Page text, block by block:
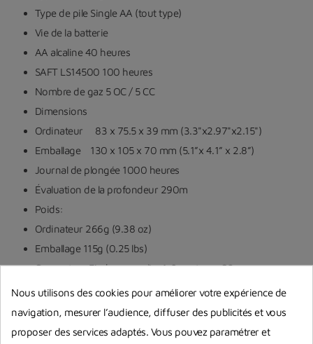
Type de pile Single AA (tout type)
Vie de la batterie
AA alcaline 40 heures
SAFT LS14500 100 heures
Nombre de gaz 5 OC / 5 CC
Dimensions
Ordinateur 83 x 75.5 x 39 mm (3.3"x2.97"x2.15")
Emballage
130 x 105 x 70 mm (5.1”x 4.1” x 2.8”)
Journal de plongée 1000 heures
Évaluation de la profondeur 290m
Poids:
Ordinateur 266g (9.38 oz)
Emballage 115g (0.25 lbs)
Connecteur Fischer pour lire 1-3 capteurs O2
Nous utilisons des cookies pour améliorer votre expérience de
navigation, mesurer l’audience, diffuser des publicités et vous
proposer des services adaptés. Vous pouvez paramétrer et